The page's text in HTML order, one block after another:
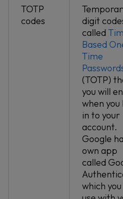
TOTP
codes
digit
called
Based
Time
(TOTP)
you will
when you
in to your
account.
Google
own app
called
which